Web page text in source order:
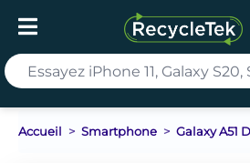
Accueil Smartphone Galaxy A51